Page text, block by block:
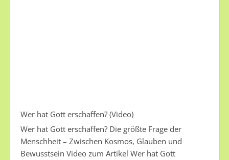
Wer hat Gott erschaffen? (Video)
Wer hat Gott erschaffen? Die größte Frage der
Menschheit – Zwischen Kosmos, Glauben und
Bewusstsein Video zum Artikel Wer hat Gott